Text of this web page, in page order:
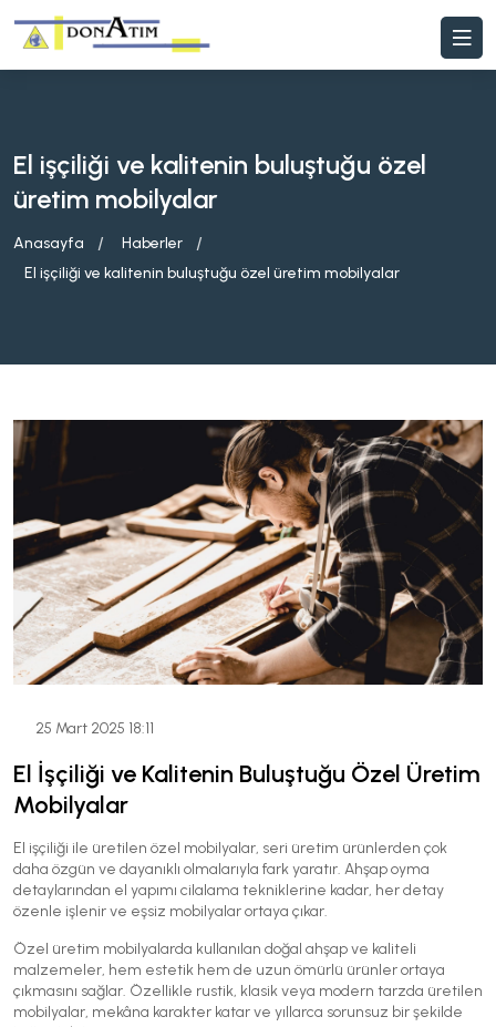
El işçiliği ve kalitenin buluştuğu özel
üretim mobilyalar
Anasayfa
Haberler
El işçiliği ve kalitenin buluştuğu özel üretim mobilyalar
25 Mart 2025 18:11
El İşçiliği ve Kalitenin Buluştuğu Özel Üretim
Mobilyalar
El işçiliği ile üretilen özel mobilyalar, seri üretim ürünlerden çok
daha özgün ve dayanıklı olmalarıyla fark yaratır. Ahşap oyma
detaylarından el yapımı cilalama tekniklerine kadar, her detay
özenle işlenir ve eşsiz mobilyalar ortaya çıkar.
Özel üretim mobilyalarda kullanılan doğal ahşap ve kaliteli
malzemeler, hem estetik hem de uzun ömürlü ürünler ortaya
çıkmasını sağlar. Özellikle rustik, klasik veya modern tarzda üretilen
mobilyalar, mekâna karakter katar ve yıllarca sorunsuz bir şekilde